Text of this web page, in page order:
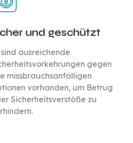
und geschützt
sind ausreichende
gegen
missbrauchsanfälligen
vorhanden, um Betrug
Sicherheitsverstöße zu